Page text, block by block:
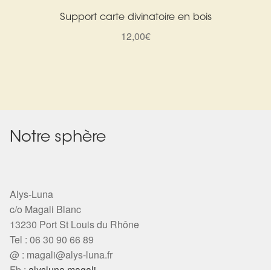
Harmonisation de l’être
Cadeaux de naissance
Ésotérisme : les pratiques spirituelles du monde invisible
Support carte divinatoire en bois
12,00€
Notre sphère
Alys-Luna
c/o Magali Blanc
13230 Port St Louis du Rhône
Tel : 06 30 90 66 89
@ : magali@alys-luna.fr